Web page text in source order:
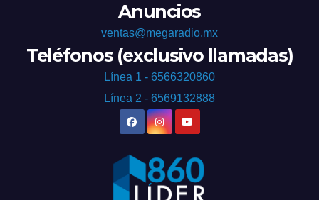
Anuncios
ventas@megaradio.mx
Teléfonos (exclusivo llamadas)
Línea 1 - 6566320860
Línea 2 - 6569132888